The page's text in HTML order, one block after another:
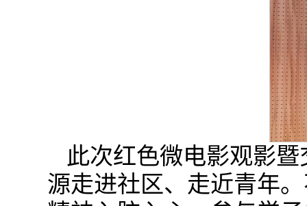
此次红色微电影观影
源走进社区、走近青年